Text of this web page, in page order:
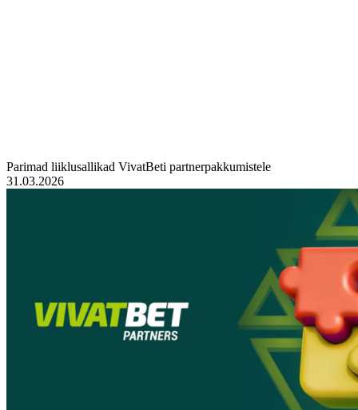
Parimad liiklusallikad VivatBeti partnerpakkumistele
31.03.2026